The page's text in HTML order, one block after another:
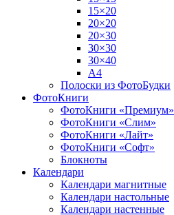
15×20
20×20
20×30
30×30
30×40
A4
Полоски из ФотоБудки
ФотоКниги
ФотоКниги «Премиум»
ФотоКниги «Слим»
ФотоКниги «Лайт»
ФотоКниги «Софт»
Блокноты
Календари
Календари магнитные
Календари настольные
Календари настенные